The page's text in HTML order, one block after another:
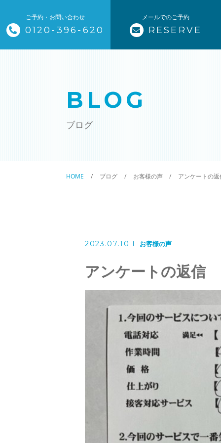
ご予約・お問い合わせ
0120-396-620
メールでのご予約
RESERVE
トップページ
クリニック施設清掃
風呂釜洗浄・追い炊き配管クリ
スタッフ
よくある質問
アクセス
BLOG
ブログ
HOME ブログ お客様の声 アンケートの返
2023.07.10 お客様の声
アンケートの返信